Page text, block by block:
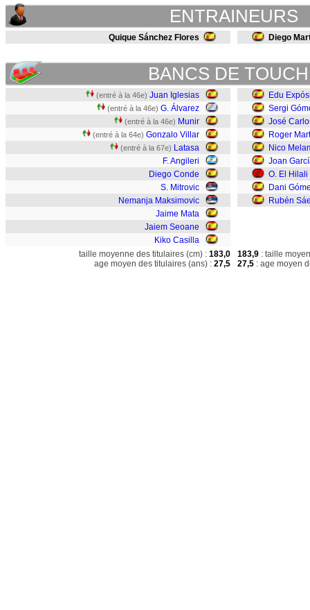
ENTRAINEURS
Quique Sánchez Flores Diego
BANCS DE
(entré à la 46e) Juan Iglesias
(entré à la 46e) G. Álvarez
(entré à la 46e) Munir
(entré à la 64e) Gonzalo Villar
(entré à la 67e) Latasa
F. Angileri
Diego Conde
S. Mitrovic
Nemanja Maksimovic
Jaime Mata
Jaiem Seoane
Kiko Casilla
Edu
Sergi
José
Roger
Nico
Joan
O. El Hilali
Dani
Rubén
taille moyenne des titulaires (cm) : 183,0
age moyen des titulaires (ans) : 27,5
183,9 : taille
27,5 : age moyen